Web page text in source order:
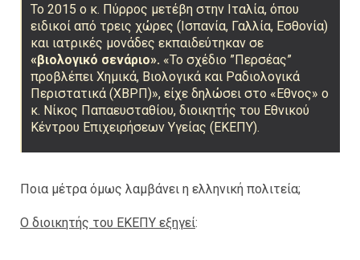
Το 2015 ο κ. Πύρρος μετέβη στην Ιταλία, όπου
ειδικοί από τρεις χώρες (Ισπανία, Γαλλία, Εσθονία)
και ιατρικές μονάδες εκπαιδεύτηκαν σε
«βιολογικό σενάριο». «Το σχέδιο ”Περσέας”
προβλέπει Χημικά, Βιολογικά και Ραδιολογικά
Περιστατικά (ΧΒΡΠ)», είχε δηλώσει στο «Εθνος» ο
κ. Νίκος Παπαευσταθίου, διοικητής του Εθνικού
Κέντρου Επιχειρήσεων Υγείας (ΕΚΕΠΥ).
Ποια μέτρα όμως λαμβάνει η ελληνική πολιτεία;
Ο διοικητής του ΕΚΕΠΥ εξηγεί: